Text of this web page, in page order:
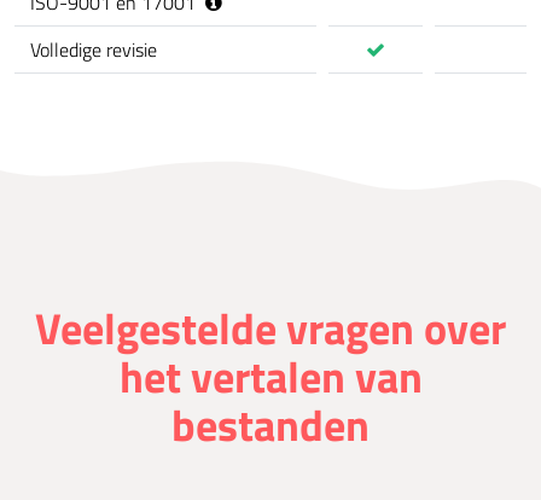
Volledige revisie
Veelgestelde vragen over
het vertalen van
bestanden